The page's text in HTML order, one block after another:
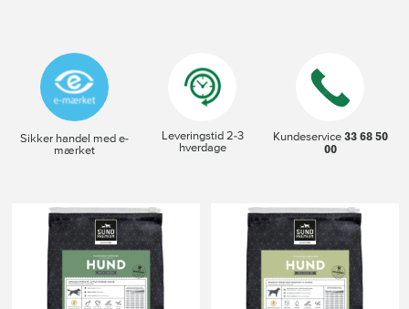
Sikker handel med e-
mærket
Leveringstid 2-3
hverdage
Kundeservice33 68 50
00